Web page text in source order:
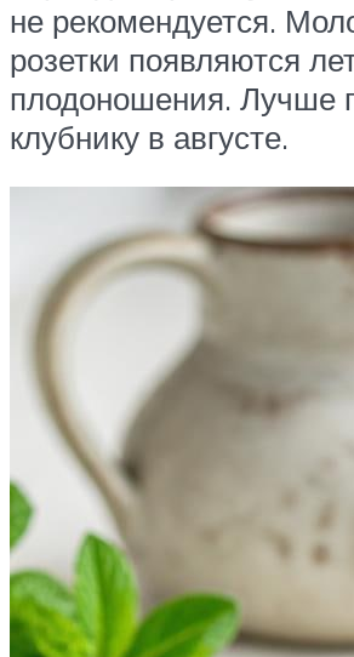
не рекомендуется.
розетки появляются
плодоношения. Лучше
клубнику в августе.